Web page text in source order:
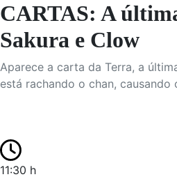
CARTAS: A
Sakura e Clow
Aparece a carta da Terra, a
está rachando o chan, causando
11:30 h